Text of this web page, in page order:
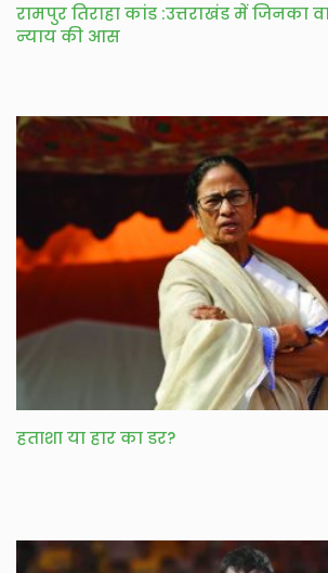
रामपुर तिराहा कांड :उत्तराखंड में जिनका
न्याय की आस
हताशा या हार का डर?